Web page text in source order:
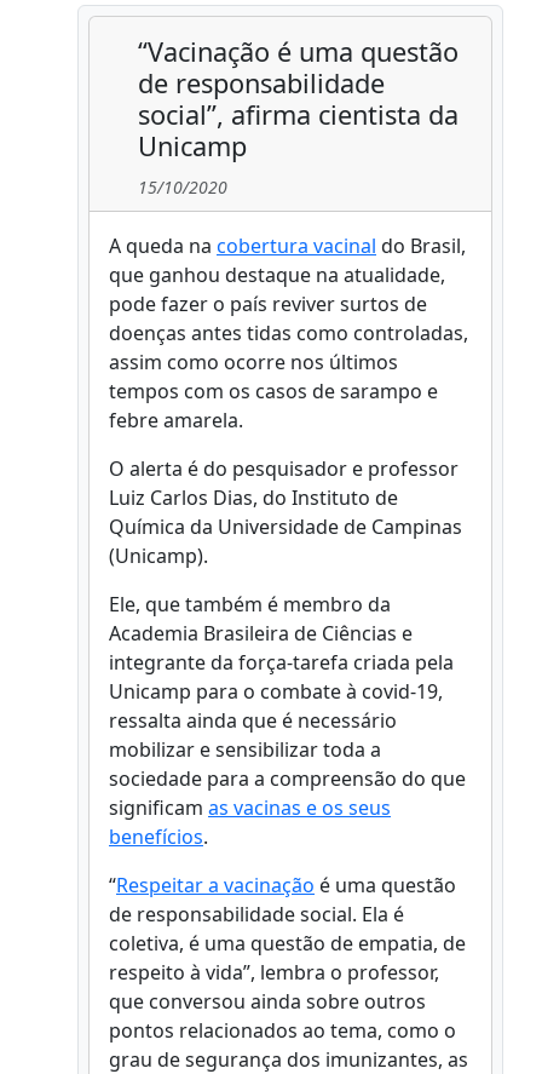
“Vacinação é uma questão
de responsabilidade
social”, afirma cientista da
Unicamp
15/10/2020
A queda na cobertura vacinal do Brasil,
que ganhou destaque na atualidade,
pode fazer o país reviver surtos de
doenças antes tidas como controladas,
assim como ocorre nos últimos
tempos com os casos de sarampo e
febre amarela.
O alerta é do pesquisador e professor
Luiz Carlos Dias, do Instituto de
Química da Universidade de Campinas
(Unicamp).
Ele, que também é membro da
Academia Brasileira de Ciências e
integrante da força-tarefa criada pela
Unicamp para o combate à covid-19,
ressalta ainda que é necessário
mobilizar e sensibilizar toda a
sociedade para a compreensão do que
significam as vacinas e os seus
benefícios.
“Respeitar a vacinação é uma questão
de responsabilidade social. Ela é
coletiva, é uma questão de empatia, de
respeito à vida”, lembra o professor,
que conversou ainda sobre outros
pontos relacionados ao tema, como o
grau de segurança dos imunizantes, as